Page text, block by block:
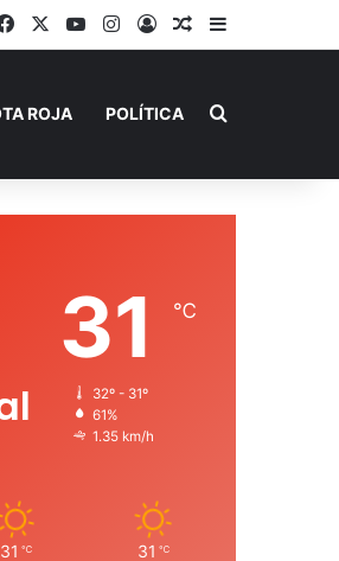
FacebookYouTubeInstagram
AccesoPublicación al
Barra lateral
ROJA POLÍTICA Buscar por
31 ℃
32º - 31º
61%
1.35 km/h
31 ℃ 31 ℃